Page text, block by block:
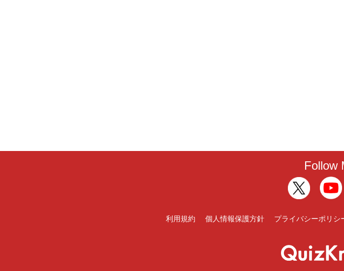
Follow
利用規約 個人情報保護方針 プライバシーポリシ